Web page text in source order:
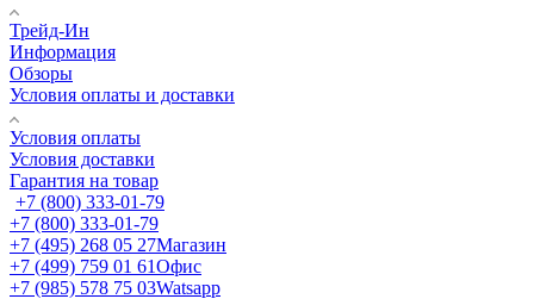
Трейд-Ин
Информация
Обзоры
Условия оплаты и доставки
Условия оплаты
Условия доставки
Гарантия на товар
+7 (800) 333-01-79
+7 (800) 333-01-79
+7 (495) 268 05 27Магазин
+7 (499) 759 01 61Офис
+7 (985) 578 75 03Watsapp